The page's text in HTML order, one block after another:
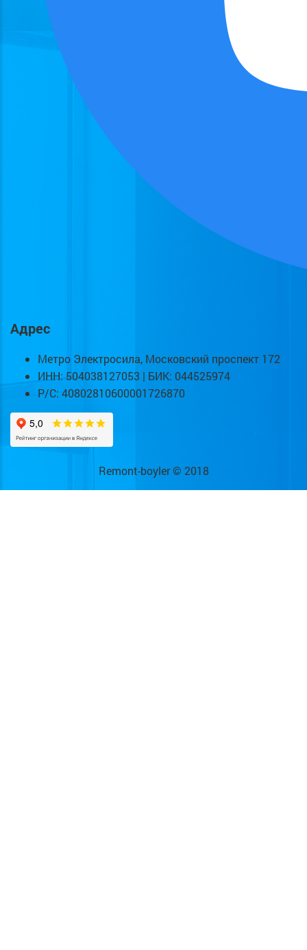
Адрес
Метро Электросила, Московский проспект 172
ИНН: 504038127053 | БИК: 044525974
Р/С: 40802810600001726870
Remont-boyler © 2018